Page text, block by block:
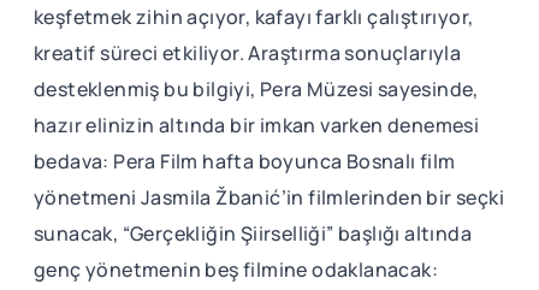
keşfetmek zihin açıyor, kafayı farklı çalıştırıyor,
kreatif süreci etkiliyor. Araştırma sonuçlarıyla
desteklenmiş bu bilgiyi, Pera Müzesi sayesinde,
hazır elinizin altında bir imkan varken denemesi
bedava: Pera Film hafta boyunca Bosnalı film
yönetmeni Jasmila Žbanić’in filmlerinden bir seçki
sunacak, “Gerçekliğin Şiirselliği” başlığı altında
genç yönetmenin beş filmine odaklanacak: